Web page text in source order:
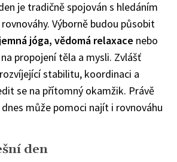
je tradičně spojován s hledáním
Výborně budou působit
jóga, vědomá relaxace nebo
propojení těla a mysli. Zvlášť
stabilitu, koordinaci a
se na přítomný okamžik. Právě
může pomoci najít i rovnováhu
den